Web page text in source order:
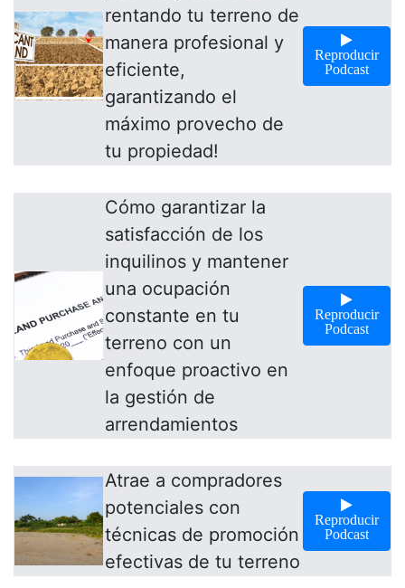
rentando tu terreno de
manera profesional y
eficiente,
garantizando el
máximo provecho de
tu propiedad!
Reproducir
Podcast
Cómo garantizar la
satisfacción de los
inquilinos y mantener
una ocupación
constante en tu
terreno con un
enfoque proactivo en
la gestión de
arrendamientos
Reproducir
Podcast
Atrae a compradores
potenciales con
técnicas de promoción
efectivas de tu terreno
Reproducir
Podcast